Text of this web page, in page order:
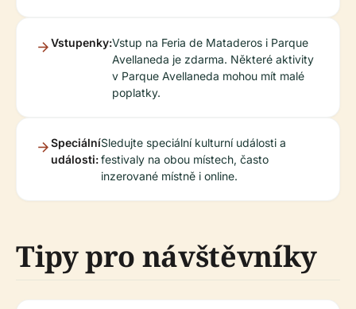
Vstupenky:Vstup na Feria de Mataderos i Parque
Avellaneda je zdarma. Některé aktivity
v Parque Avellaneda mohou mít malé
poplatky.
Speciální
události:
Sledujte speciální kulturní události a
festivaly na obou místech, často
inzerované místně i online.
Tipy pro návštěvníky